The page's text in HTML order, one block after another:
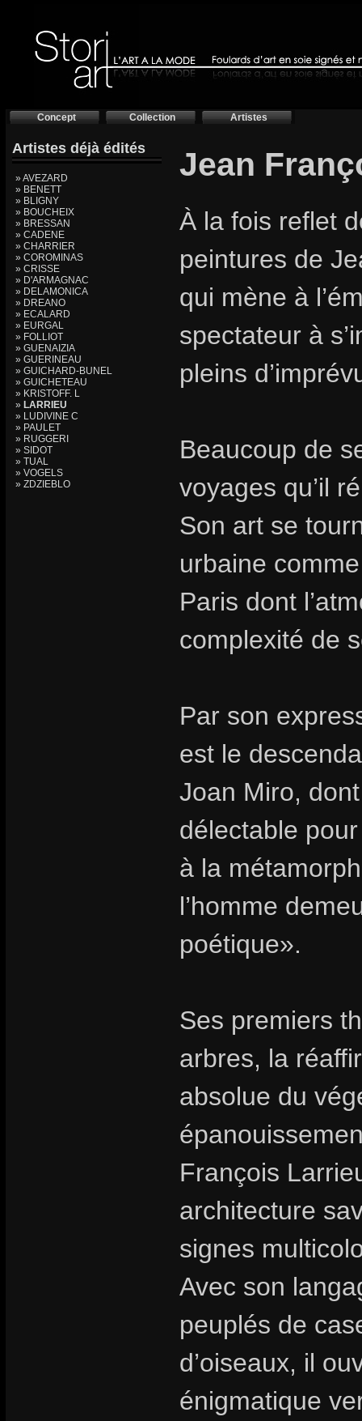
Concept Collection Artistes
Artistes déjà édités
» AVEZARD
» BENETT
» BLIGNY
» BOUCHEIX
» BRESSAN
» CADENE
» CHARRIER
» COROMINAS
» CRISSE
» D'ARMAGNAC
» DELAMONICA
» DREANO
» ECALARD
» EURGAL
» FOLLIOT
» GUENAIZIA
» GUERINEAU
» GUICHARD-BUNEL
» GUICHETEAU
» KRISTOFF. L
» LARRIEU
» LUDIVINE C
» PAULET
» RUGGERI
» SIDOT
» TUAL
» VOGELS
» ZDZIEBLO
Jean
À la fois reflet
peintures de
qui mène à
spectateur à
pleins
Beaucoup de
voyages qu’il
Son art se
urbaine
Paris dont
complexité de
Par son
est le
Joan Miro,
délectable
à la
l’homme
poétique».
Ses premiers
arbres, la
absolue du
François
architecture
signes
Avec son
peuplés de
d’oiseaux, il
énigmatique